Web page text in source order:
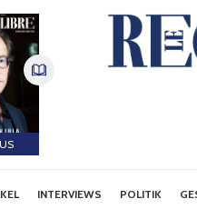
INTERVIEWS POLITIK